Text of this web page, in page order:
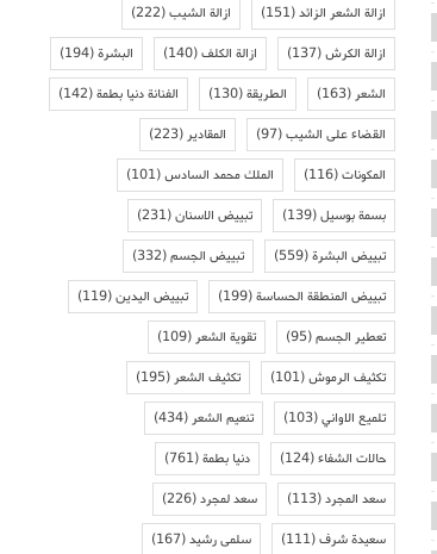
ازالة الشعر الزائد(151) ازالة الشيب(222)
ازالة الكرش(137) ازالة الكلف(140) البشرة(194)
الشعر(163) الطريقة(130) الفنانة دنيا بطمة(142)
القضاء على الشيب(97) المقادير(223)
المكونات(116) الملك محمد السادس(101)
بسمة بوسيل(139) تبييض الاسنان(231)
تبييض البشرة(559) تبييض الجسم(332)
تبييض المنطقة الحساسة(199) تبييض اليدين(119)
تعطير الجسم(95) تقوية الشعر(109)
تكثيف الرموش(101) تكثيف الشعر(195)
تلميع الاواني(103) تنعيم الشعر(434)
حالات الشفاء(124) دنيا بطمة(761)
سعد المجرد(113) سعد لمجرد(226)
سعيدة شرف(111) سلمى رشيد(167)